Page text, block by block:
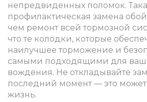
непредвиденных поломок.
профилактическая замена
чем ремонт всей тормозной
что те колодки, которые
наилучшее торможение и
самыми подходящими для
вождения. Не откладывайте
последний момент — это может
жизнь.